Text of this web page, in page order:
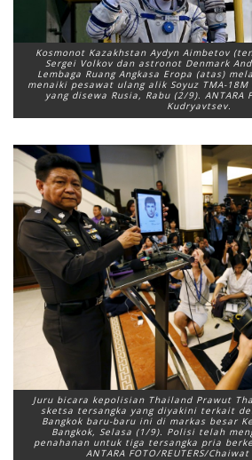
Kosmonot Kazakhstan Aydyn Aimbetov
Sergei Volkov dan astronot Denmark
Lembaga Ruang Angkasa Eropa (atas)
menaiki pesawat ulang alik Soyuz TMA-
yang disewa Rusia, Rabu (2/9). ANTARA
Kudryavtsev.
Juru bicara kepolisian Thailand Prawut
sketsa tersangka yang diyakini terkait
Bangkok baru-baru ini di markas besar
Bangkok, Selasa (1/9). Polisi telah
penahanan untuk tiga tersangka pria
ANTARA FOTO/REUTERS/